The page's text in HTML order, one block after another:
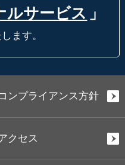
ルサービス 」
ます。
ンプライアンス方針
クセス